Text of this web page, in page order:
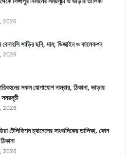
2026
বেনারসি শাড়ির ছবি, দাম, ডিজাইন ও কালেকশন
2026
সকল যোগাযোগ নাম্বার, ঠিকানা, ভাড়ার
2026
টেলিভিশন চ্যানেলের সাংবাদিকের তালিকা, ফোন
2026